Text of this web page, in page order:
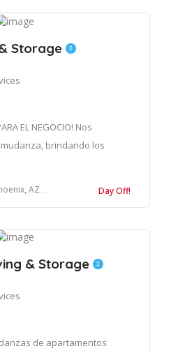
Storage
EL NEGOCIO! Nos
brindando los
Estados Unidos Day Off!
& Storage
de apartamentos